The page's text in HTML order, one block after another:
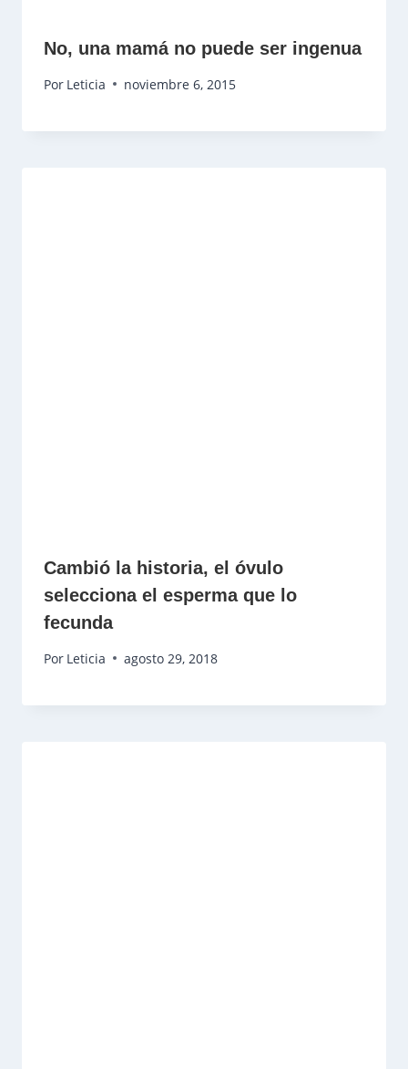
No, una mamá no puede ser ingenua
Por Leticia noviembre 6, 2015
Cambió la historia, el óvulo
selecciona el esperma que lo
fecunda
Por Leticia agosto 29, 2018